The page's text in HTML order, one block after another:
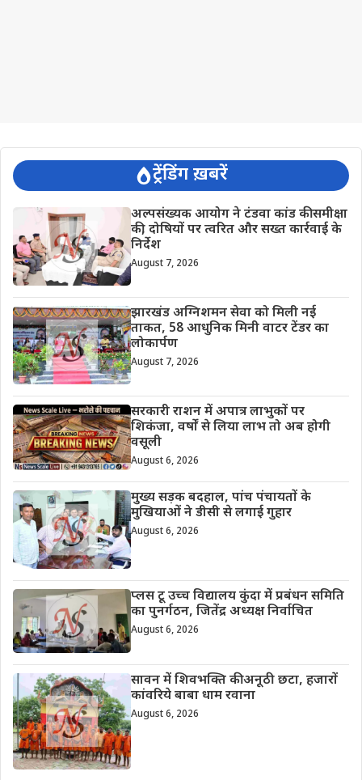
ट्रेंडिंग ख़बरें
अल्पसंख्यक आयोग ने टंडवा कांड की समीक्षा
की, दोषियों पर त्वरित और सख्त कार्रवाई के
निर्देश
August 7, 2026
झारखंड अग्निशमन सेवा को मिली नई
ताकत, 58 आधुनिक मिनी वाटर टेंडर का
लोकार्पण
August 7, 2026
सरकारी राशन में अपात्र लाभुकों पर
शिकंजा, वर्षों से लिया लाभ तो अब होगी
वसूली
August 6, 2026
मुख्य सड़क बदहाल, पांच पंचायतों के
मुखियाओं ने डीसी से लगाई गुहार
August 6, 2026
प्लस टू उच्च विद्यालय कुंदा में प्रबंधन समिति
का पुनर्गठन, जितेंद्र अध्यक्ष निर्वाचित
August 6, 2026
सावन में शिवभक्ति की अनूठी छटा, हजारों
कांवरिये बाबा धाम रवाना
August 6, 2026